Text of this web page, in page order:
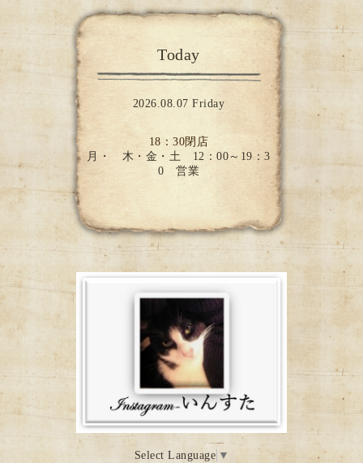
Today
2026.08.07 Friday
18：30閉店
月・ 木・金・土 12：00～19：3
0 営業
Select Language ▼